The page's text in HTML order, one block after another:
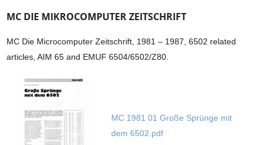
MC DIE MIKROCOMPUTER ZEITSCHRIFT
MC Die Microcomputer Zeitschrift, 1981 – 1987, 6502 related
articles, AIM 65 and EMUF 6504/6502/Z80.
MC 1981 01 Große Sprünge mit
dem 6502.pdf